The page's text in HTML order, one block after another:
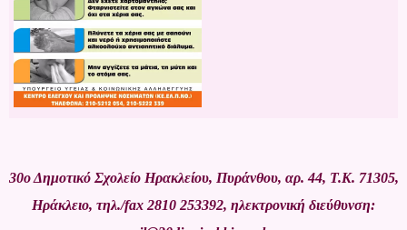
30ο Δημοτικό Σχολείο Ηρακλείου, Πυράνθου, αρ. 44, Τ.Κ. 71305,
Ηράκλειο, τηλ./fax 2810 253392, ηλεκτρονική διεύθυνση: